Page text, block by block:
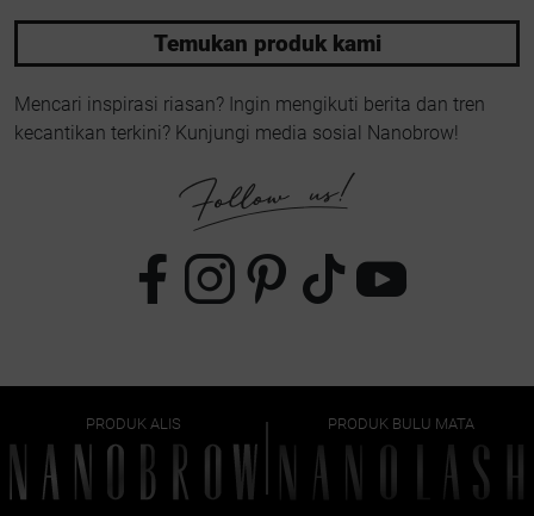
Temukan produk kami
Mencari inspirasi riasan? Ingin mengikuti berita dan tren
kecantikan terkini? Kunjungi media sosial Nanobrow!
PRODUK ALIS PRODUK BULU MATA